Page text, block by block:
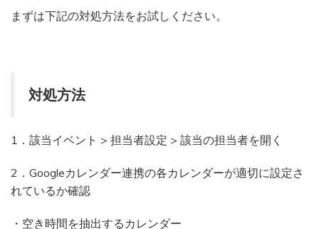
まずは下記の対処方法をお試しください。
対処方法
1．該当イベント > 担当者設定 > 該当の担当者を開く
2．Googleカレンダー連携の各カレンダーが適切に設定さ
れているか確認
・空き時間を抽出するカレンダー